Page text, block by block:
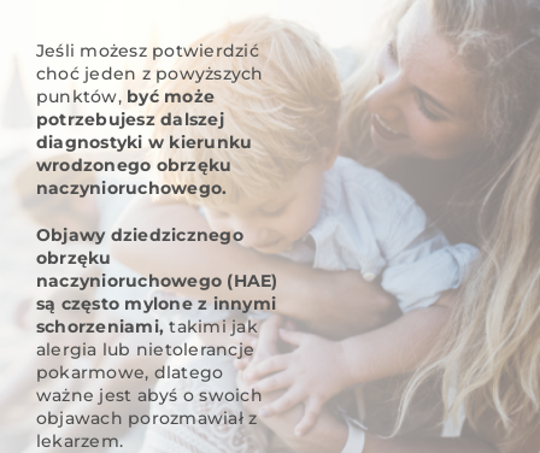
Jeśli możesz potwierdzić
choć jeden z powyższych
punktów, być może
potrzebujesz dalszej
diagnostyki w kierunku
wrodzonego obrzęku
naczynioruchowego.
Objawy dziedzicznego
obrzęku
naczynioruchowego (HAE)
są często mylone z innymi
schorzeniami, takimi jak
alergia lub nietolerancje
pokarmowe, dlatego
ważne jest abyś o swoich
objawach porozmawiał z
lekarzem.